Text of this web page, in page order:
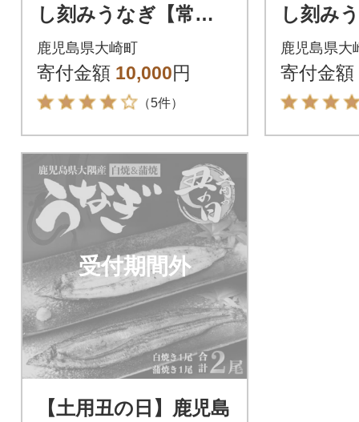
し刻みうなぎ【常温
保存可】 6袋
鹿児島県大崎町
寄付金額 10,000円
（5件）
し刻み
保存可
鹿児島県大
寄付金額
受付期間外
【土用丑の日】鹿児島